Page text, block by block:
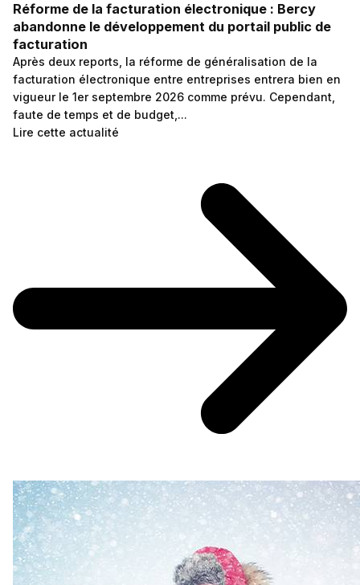
Réforme de la facturation électronique : Bercy
abandonne le développement du portail public de
facturation
Après deux reports, la réforme de généralisation de la
facturation électronique entre entreprises entrera bien en
vigueur le 1er septembre 2026 comme prévu. Cependant,
faute de temps et de budget,...
Lire cette actualité